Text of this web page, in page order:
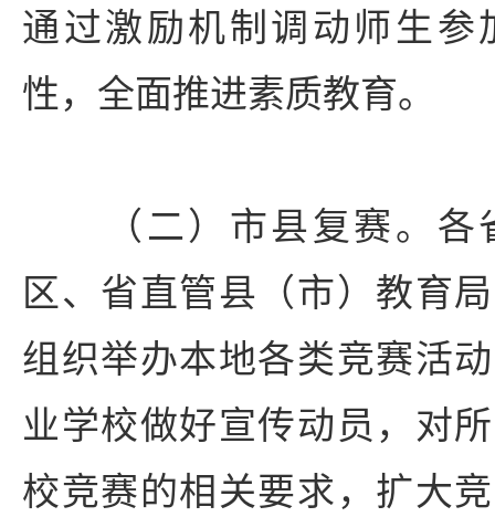
通过激励机制调动师生参
性，全面推进素质教育。
（二）市县复赛。各
区、省直管县（市）教育
组织举办本地各类竞赛活
业学校做好宣传动员，对
校竞赛的相关要求，扩大